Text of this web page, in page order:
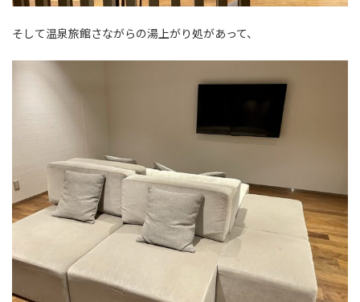
そして温泉旅館さながらの湯上がり処があって、